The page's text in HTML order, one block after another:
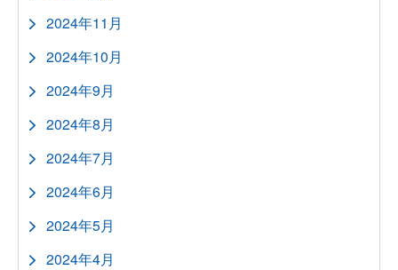
2024年11月
2024年10月
2024年9月
2024年8月
2024年7月
2024年6月
2024年5月
2024年4月